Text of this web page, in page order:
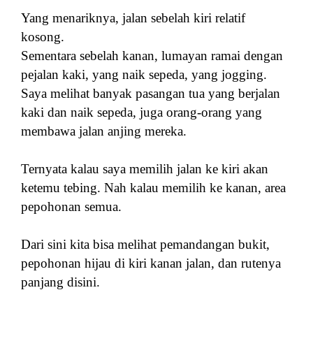
Yang menariknya, jalan sebelah kiri relatif
kosong.
Sementara sebelah kanan, lumayan ramai dengan
pejalan kaki, yang naik sepeda, yang jogging.
Saya melihat banyak pasangan tua yang berjalan
kaki dan naik sepeda, juga orang-orang yang
membawa jalan anjing mereka.
Ternyata kalau saya memilih jalan ke kiri akan
ketemu tebing. Nah kalau memilih ke kanan, area
pepohonan semua.
Dari sini kita bisa melihat pemandangan bukit,
pepohonan hijau di kiri kanan jalan, dan rutenya
panjang disini.